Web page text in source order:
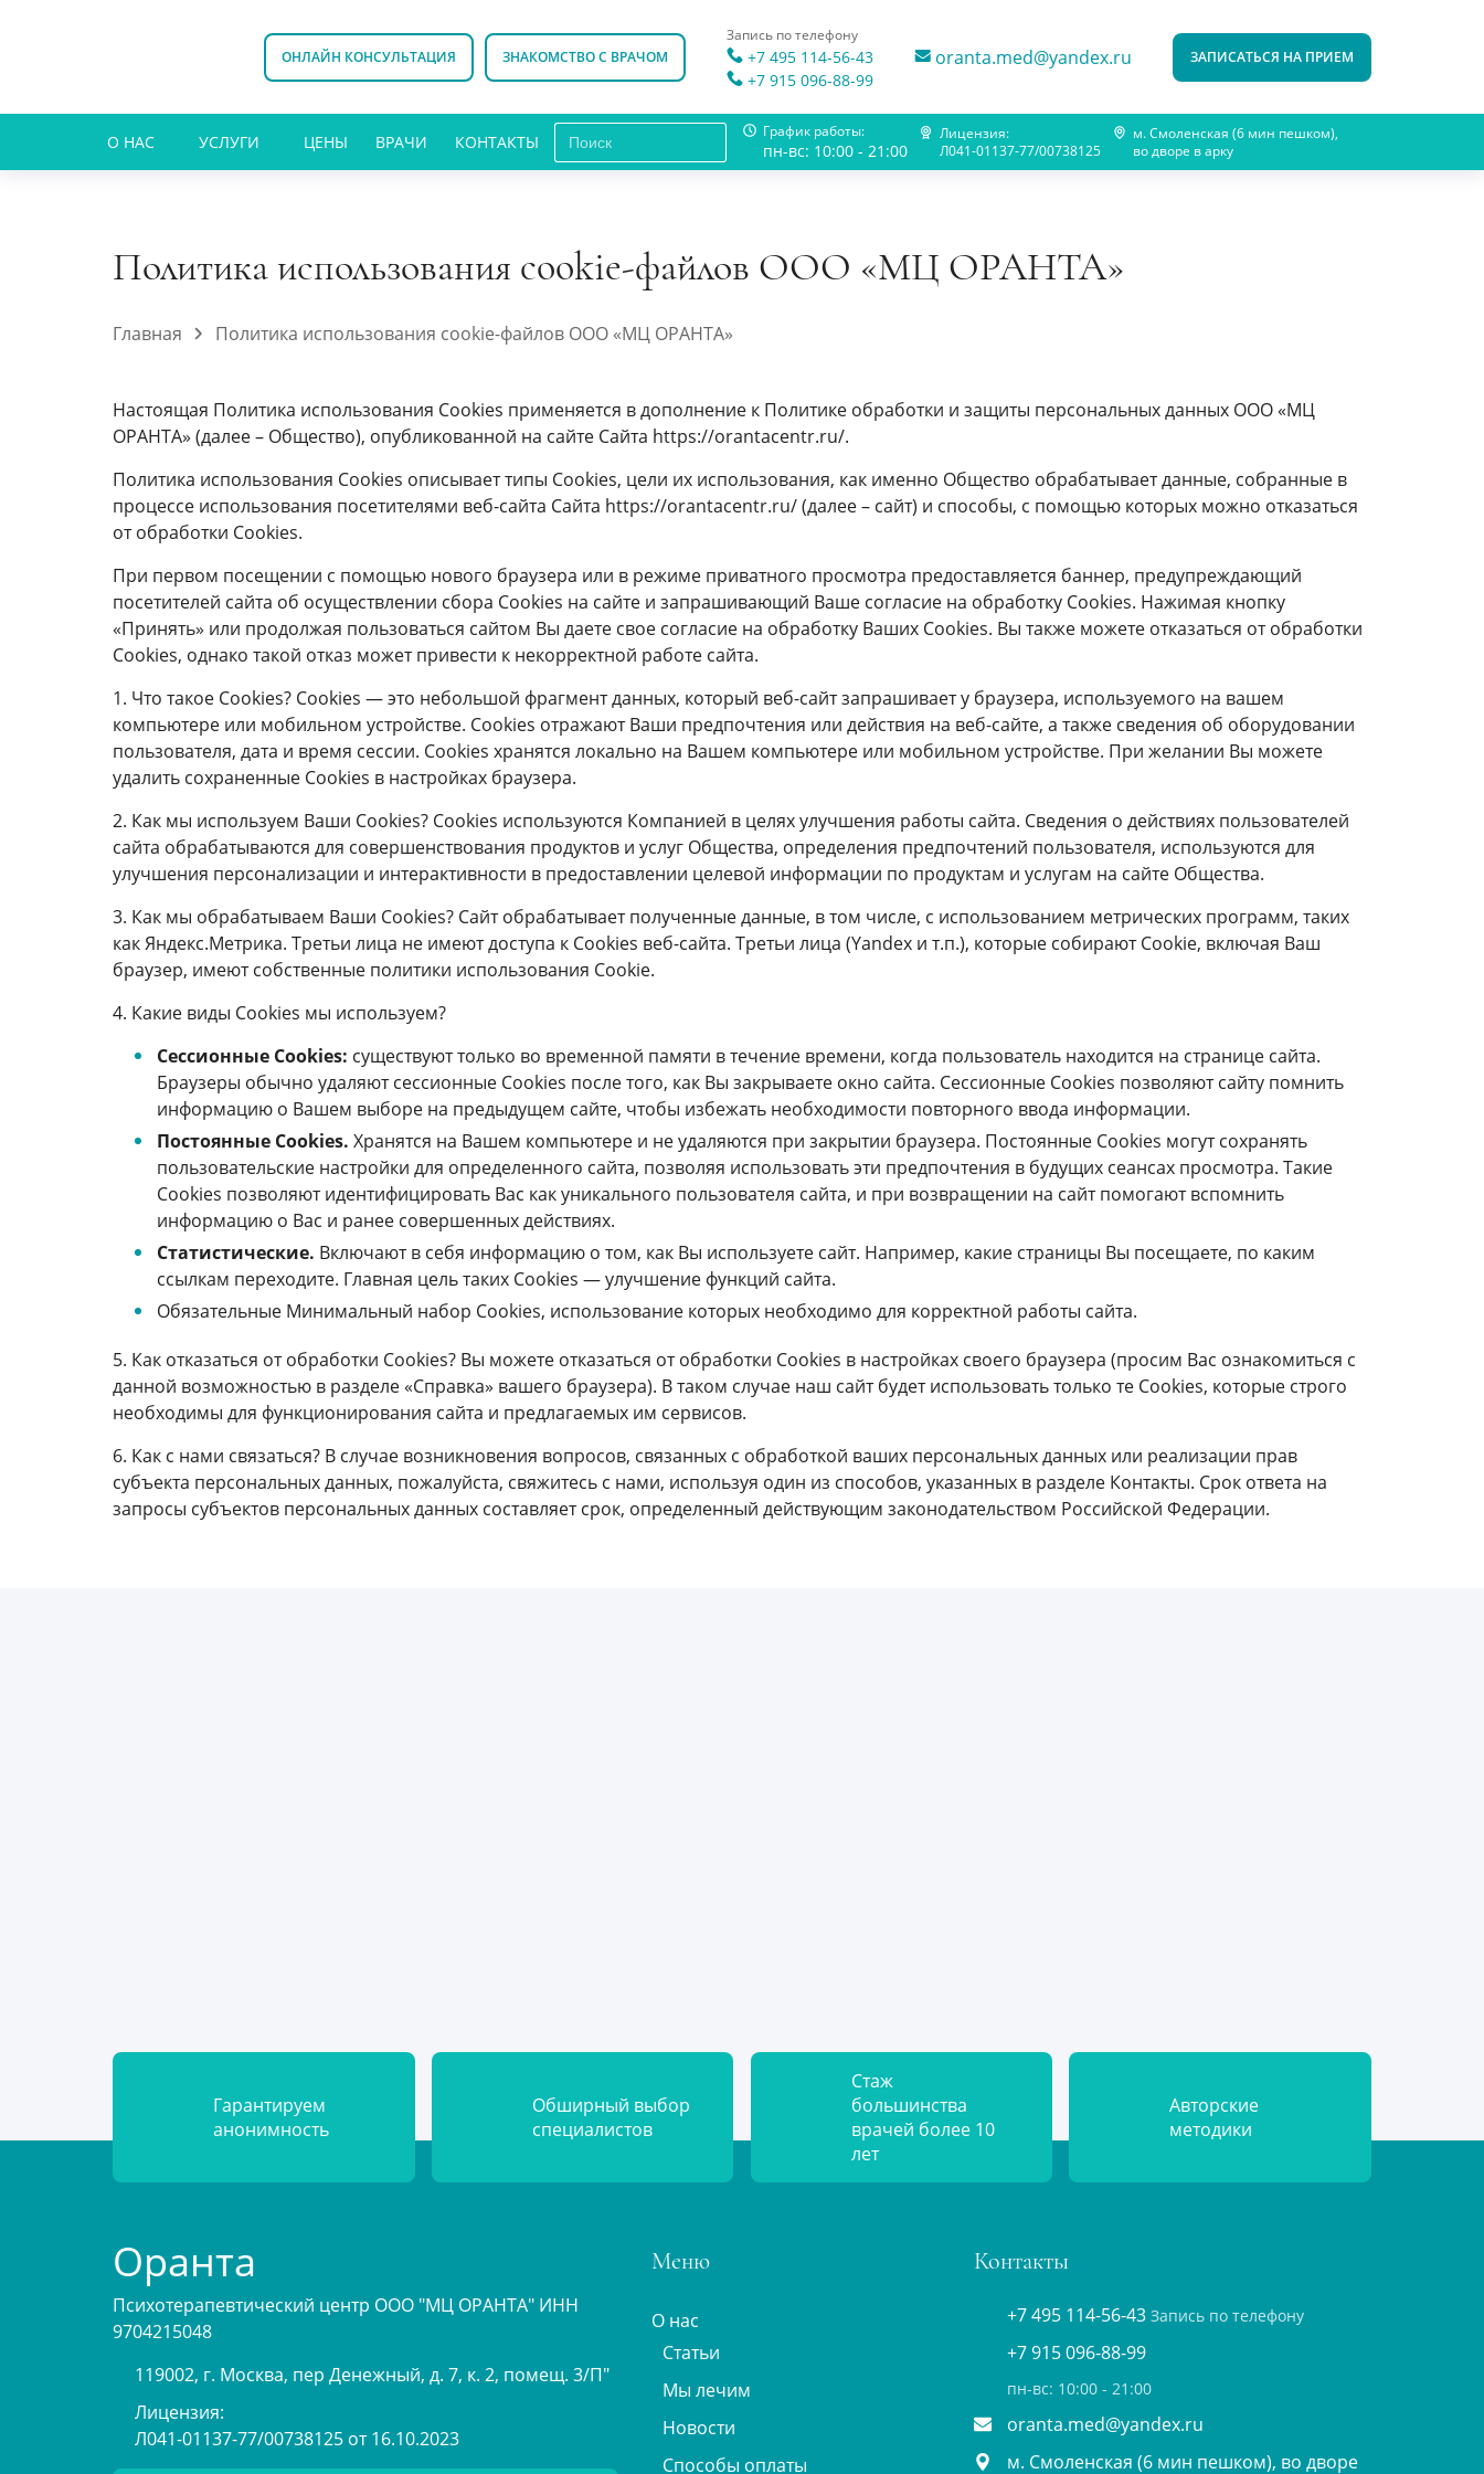
ОНЛАЙН КОНСУЛЬТАЦИЯ ЗНАКОМСТВО С ВРАЧОМ
Запись по телефону
+7 495 114-56-43
+7 915 096-88-99
oranta.med@yandex.ru ЗАПИСАТЬСЯ НА ПРИЕМ
О НАС УСЛУГИ ЦЕНЫ ВРАЧИ КОНТАКТЫ
Search
for:
Search Button График работы:
пн-вс: 10:00 - 21:00
Лицензия:
Л041-01137-77/00738125
м. Смоленская (6 мин пешком),
во дворе в арку
Политика использования cookie-файлов ООО «МЦ ОРАНТА»
Главная Политика использования cookie-файлов ООО «МЦ ОРАНТА»
Настоящая Политика использования Сookies применяется в дополнение к Политике обработки и защиты персональных данных ООО «МЦ
ОРАНТА» (далее – Общество), опубликованной на сайте Сайта https://orantacentr.ru/.
Политика использования Сookies описывает типы Сookies, цели их использования, как именно Общество обрабатывает данные, собранные в
процессе использования посетителями веб-сайта Сайта https://orantacentr.ru/ (далее – сайт) и способы, с помощью которых можно отказаться
от обработки Сookies.
При первом посещении с помощью нового браузера или в режиме приватного просмотра предоставляется баннер, предупреждающий
посетителей сайта об осуществлении сбора Сookies на сайте и запрашивающий Ваше согласие на обработку Сookies. Нажимая кнопку
«Принять» или продолжая пользоваться сайтом Вы даете свое согласие на обработку Ваших Сookies. Вы также можете отказаться от обработки
Сookies, однако такой отказ может привести к некорректной работе сайта.
1. Что такое Cookies? Сookies — это небольшой фрагмент данных, который веб-сайт запрашивает у браузера, используемого на вашем
компьютере или мобильном устройстве. Cookies отражают Ваши предпочтения или действия на веб-сайте, а также сведения об оборудовании
пользователя, дата и время сессии. Сookies хранятся локально на Вашем компьютере или мобильном устройстве. При желании Вы можете
удалить сохраненные Сookies в настройках браузера.
2. Как мы используем Ваши Cookies? Сookies используются Компанией в целях улучшения работы сайта. Сведения о действиях пользователей
сайта обрабатываются для совершенствования продуктов и услуг Общества, определения предпочтений пользователя, используются для
улучшения персонализации и интерактивности в предоставлении целевой информации по продуктам и услугам на сайте Общества.
3. Как мы обрабатываем Ваши Cookies? Сайт обрабатывает полученные данные, в том числе, с использованием метрических программ, таких
как Яндекс.Метрика. Третьи лица не имеют доступа к Cookies веб-сайта. Третьи лица (Yandex и т.п.), которые собирают Cookie, включая Ваш
браузер, имеют собственные политики использования Cookie.
4. Какие виды Сookies мы используем?
Сессионные Cookies: существуют только во временной памяти в течение времени, когда пользователь находится на странице сайта.
Браузеры обычно удаляют сессионные Cookies после того, как Вы закрываете окно сайта. Сессионные Cookies позволяют сайту помнить
информацию о Вашем выборе на предыдущем сайте, чтобы избежать необходимости повторного ввода информации.
Постоянные Сookies. Хранятся на Вашем компьютере и не удаляются при закрытии браузера. Постоянные Сookies могут сохранять
пользовательские настройки для определенного сайта, позволяя использовать эти предпочтения в будущих сеансах просмотра. Такие
Cookies позволяют идентифицировать Вас как уникального пользователя сайта, и при возвращении на сайт помогают вспомнить
информацию о Вас и ранее совершенных действиях.
Статистические. Включают в себя информацию о том, как Вы используете сайт. Например, какие страницы Вы посещаете, по каким
ссылкам переходите. Главная цель таких Cookies — улучшение функций сайта.
Обязательные Минимальный набор Cookies, использование которых необходимо для корректной работы сайта.
5. Как отказаться от обработки Сookies? Вы можете отказаться от обработки Cookies в настройках своего браузера (просим Вас ознакомиться с
данной возможностью в разделе «Справка» вашего браузера). В таком случае наш сайт будет использовать только те Cookies, которые строго
необходимы для функционирования сайта и предлагаемых им сервисов.
6. Как с нами связаться? В случае возникновения вопросов, связанных с обработкой ваших персональных данных или реализации прав
субъекта персональных данных, пожалуйста, свяжитесь с нами, используя один из способов, указанных в разделе Контакты. Срок ответа на
запросы субъектов персональных данных составляет срок, определенный действующим законодательством Российской Федерации.
Гарантируем
анонимность
Обширный выбор
специалистов
Стаж
большинства
врачей более 10
лет
Авторские
методики
Оранта
Психотерапевтический центр ООО "МЦ ОРАНТА" ИНН
9704215048
119002, г. Москва, пер Денежный, д. 7, к. 2, помещ. 3/П"
Лицензия:
Л041-01137-77/00738125 от 16.10.2023
Меню
О нас
Статьи
Мы лечим
Новости
Способы оплаты
Контакты
+7 495 114-56-43 Запись по телефону
+7 915 096-88-99
пн-вс: 10:00 - 21:00
oranta.med@yandex.ru
м. Смоленская (6 мин пешком), во дворе